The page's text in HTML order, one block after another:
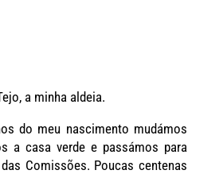
a minha aldeia.
do meu nascimento mudámos
a casa verde e passámos para
Comissões. Poucas centenas